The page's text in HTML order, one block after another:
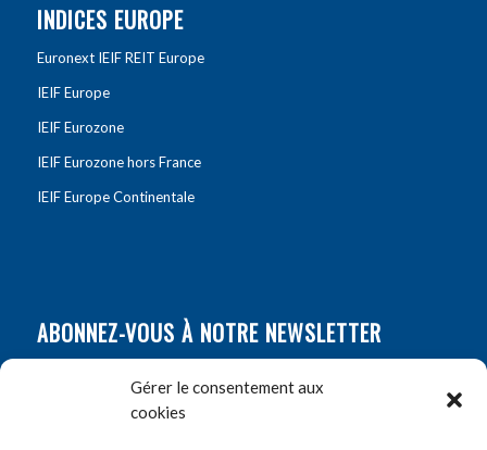
Gérer le consentement aux
cookies
INDICES EUROPE
Euronext IEIF REIT Europe
IEIF Europe
IEIF Eurozone
IEIF Eurozone hors France
IEIF Europe Continentale
ABONNEZ-VOUS À NOTRE NEWSLETTER